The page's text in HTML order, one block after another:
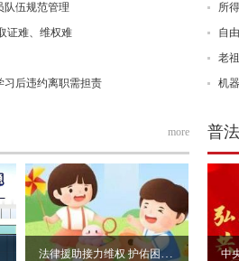
队伍规范管理
证难、维权难
习后违约离职需担责
所
自
老
机
more
法律援助接力维权 护佑困境女童成长路
普